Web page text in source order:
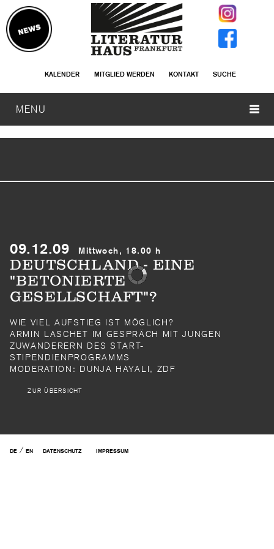
KALENDER MITGLIED WERDEN KONTAKT SUCHE
MENU
09.12.09 Mittwoch, 18.00 h
DEUTSCHLAND - EINE
"BETONIERTE
GESELLSCHAFT"?
WIE VIEL AUFSTIEG IST MÖGLICH?
ARMIN LASCHET IM GESPRÄCH MIT JUNGEN
ZUWANDERERN DES START-
STIPENDIENPROGRAMMS
MODERATION: DUNJA HAYALI, ZDF
ZUR ÜBERSICHT
DE / EN DATENSCHUTZ IMPRESSUM